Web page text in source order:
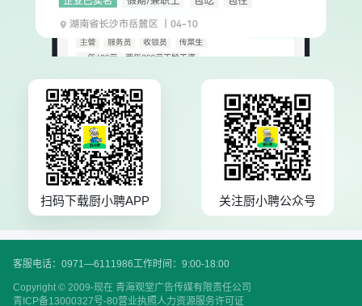
扫码下载厨小聘APP 关注厨小聘公众号
客服电话：0971—6111986工作时间：9:00-18:00
Copyright © 2009-现在 青海观堂广告传媒有限责任公司
青ICP备13000327号-80营业执照人力资源服务许可证